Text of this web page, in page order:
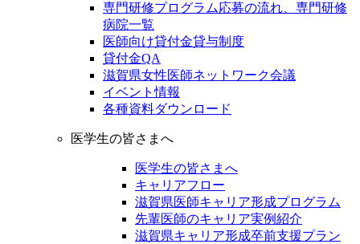
専門研修プログラム応募の流れ、専門研修
病院一覧
医師向け貸付金貸与制度
貸付金QA
滋賀県女性医師ネットワーク会議
イベント情報
各種資料ダウンロード
医学生の皆さまへ
医学生の皆さまへ
キャリアフロー
滋賀県医師キャリア形成プログラム
先輩医師のキャリア実例紹介
滋賀県キャリア形成卒前支援プラン